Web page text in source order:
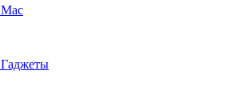
Mac
Гаджеты